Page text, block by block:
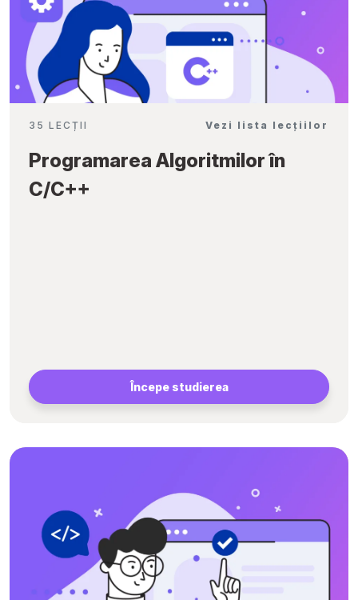
35 LECȚII Vezi lista lecțiilor
Programarea Algoritmilor în
C/C++
Începe studierea